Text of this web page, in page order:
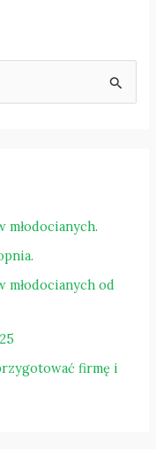
młodocianych od
firmę i